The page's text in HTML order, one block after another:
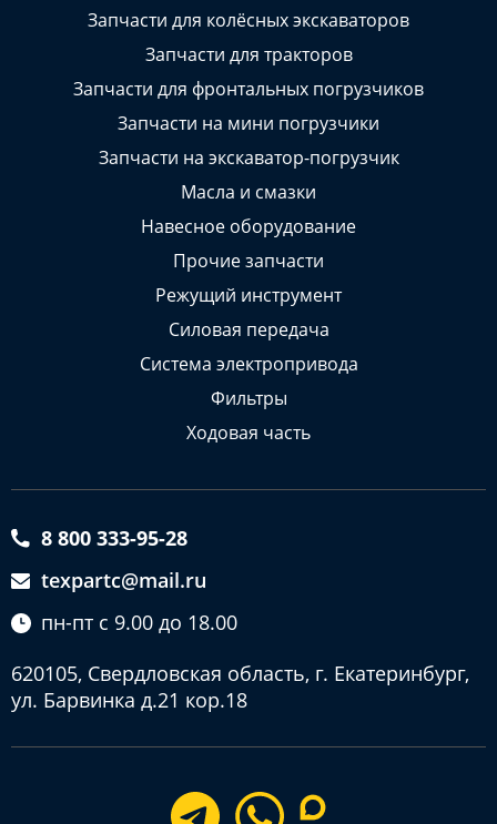
Запчасти для колёсных экскаваторов
Запчасти для тракторов
Запчасти для фронтальных погрузчиков
Запчасти на мини погрузчики
Запчасти на экскаватор-погрузчик
Масла и смазки
Навесное оборудование
Прочие запчасти
Режущий инструмент
Силовая передача
Система электропривода
Фильтры
Ходовая часть
8 800 333-95-28
texpartc@mail.ru
пн-пт с 9.00 до 18.00
620105, Свердловская область, г. Екатеринбург,
ул. Барвинка д.21 кор.18